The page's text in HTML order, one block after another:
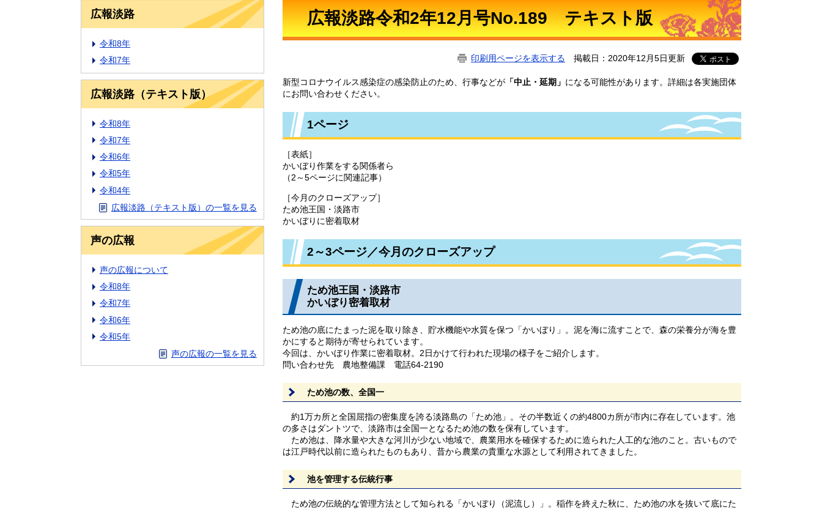
広報淡路
令和8年
令和7年
広報淡路（テキスト版）
令和8年
令和7年
令和6年
令和5年
令和4年
広報淡路（テキスト版）の一覧を見る
声の広報
声の広報について
令和8年
令和7年
令和6年
令和5年
声の広報の一覧を見る
広報淡路令和2年12月号No.189 テキスト版
印刷用ページを表示する 掲載日：2020年12月5日更新
新型コロナウイルス感染症の感染防止のため、行事などが 「中止・延期」 になる可能性があります。詳細は各実施団体
にお問い合わせください。
1ページ
［表紙］
かいぼり作業をする関係者ら
（2～5ページに関連記事）
［今月のクローズアップ］
ため池王国・淡路市
かいぼりに密着取材
2～3ページ／今月のクローズアップ
ため池王国・淡路市
かいぼり密着取材
ため池の底にたまった泥を取り除き、貯水機能や水質を保つ「かいぼり」。泥を海に流すことで、森の栄養分が海を豊
かにすると期待が寄せられています。
今回は、かいぼり作業に密着取材。2日かけて行われた現場の様子をご紹介します。
問い合わせ先 農地整備課 電話64-2190
ため池の数、全国一
約1万カ所と全国屈指の密集度を誇る淡路島の「ため池」。その半数近くの約4800カ所が市内に存在しています。池
の多さはダントツで、淡路市は全国一となるため池の数を保有しています。
ため池は、降水量や大きな河川が少ない地域で、農業用水を確保するために造られた人工的な池のこと。古いもので
は江戸時代以前に造られたものもあり、昔から農業の貴重な水源として利用されてきました。
池を管理する伝統行事
ため池の伝統的な管理方法として知られる「かいぼり（泥流し）」。稲作を終えた秋に、ため池の水を抜いて底にた